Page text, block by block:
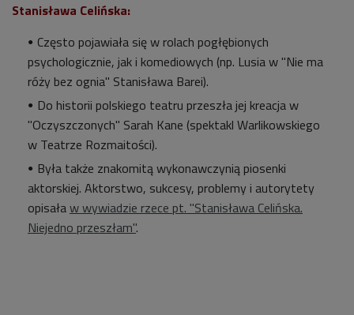
Stanisława Celińska:
Często pojawiała się w rolach pogłębionych
psychologicznie, jak i komediowych (np. Lusia w "Nie ma
róży bez ognia" Stanisława Barei).
Do historii polskiego teatru przeszła jej kreacja w
"Oczyszczonych" Sarah Kane (spektakl Warlikowskiego
w Teatrze Rozmaitości).
Była także znakomitą wykonawczynią piosenki
aktorskiej. Aktorstwo, sukcesy, problemy i autorytety
opisaław wywiadzie rzece pt. "Stanisława Celińska.
Niejedno przeszłam".